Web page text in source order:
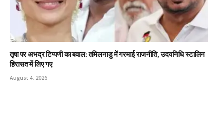
तृषा पर अभद्र टिप्पणी का बवाल: तमिलनाडु में गरमाई राजनीति, उदयनिधि स्टालिन
हिरासत में लिए गए
August 4, 2026